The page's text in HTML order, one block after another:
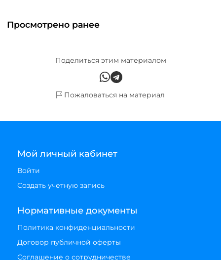
Просмотрено ранее
Поделиться этим материалом
Пожаловаться на материал
Мой личный кабинет
Войти
Создать учетную запись
Нормативные документы
Политика конфиденциальности
Договор публичной оферты
Соглашение о сотрудничестве